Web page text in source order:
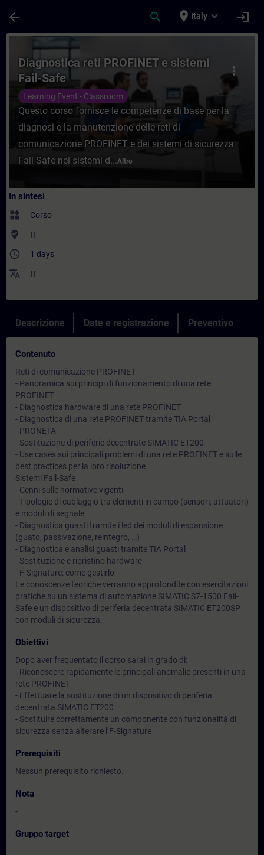
arrow_back search place Italy expand_more login
Corso - Diagnostica reti PROFINET e
more_vert
Diagnostica reti PROFINET e sistemi
Fail-Safe
Learning Event - Classroom
Questo corso fornisce le competenze di base per la
diagnosi e la manutenzione delle reti di
comunicazione PROFINET e dei sistemi di sicurezza
Fail-Safe nei sistemi d...Altro
In sintesi
widgets Corso
where_to_vote IT
access_time 1 days
translate IT
Descrizione Date e registrazione Preventivo
Contenuto
Reti di comunicazione PROFINET
- Panoramica sui principi di funzionamento di una rete
PROFINET
- Diagnostica hardware di una rete PROFINET
- Diagnostica di una rete PROFINET tramite TIA Portal
- PRONETA
- Sostituzione di periferie decentrate SIMATIC ET200
- Use cases sui principali problemi di una rete PROFINET e sulle
best practices per la loro risoluzione
Sistemi Fail-Safe
- Cenni sulle normative vigenti
- Tipologie di cablaggio tra elementi in campo (sensori, attuatori)
e moduli di segnale
- Diagnostica guasti tramite i led dei moduli di espansione
(guato, passivazione, reintegro, …)
- Diagnostica e analisi guasti tramite TIA Portal
- Sostituzione e ripristino hardware
- F-Signature: come gestirlo
Le conoscenze teoriche verranno approfondite con esercitazioni
pratiche su un sistema di automazione SIMATIC S7-1500 Fail-
Safe e un dispositivo di periferia decentrata SIMATIC ET200SP
con moduli di sicurezza.
Obiettivi
Dopo aver frequentato il corso sarai in grado di:
- Riconoscere rapidamente le principali anomalie presenti in una
rete PROFINET
- Effettuare la sostituzione di un dispositivo di periferia
decentrata SIMATIC ET200
- Sostituire correttamente un componente con funzionalità di
sicurezza senza alterare l’F-Signature
Prerequisiti
Nessun prerequisito richiesto.
Nota
-
Gruppo target